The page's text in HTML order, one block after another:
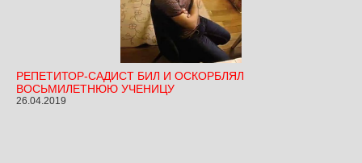
РЕПЕТИТОР-САДИСТ БИЛ И ОСКОРБЛЯЛ
ВОСЬМИЛЕТНЮЮ УЧЕНИЦУ
26.04.2019